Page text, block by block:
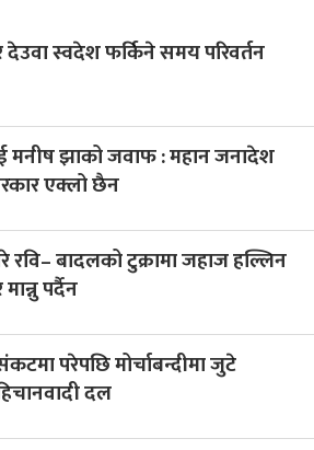
देउवा स्वदेश फर्किने समय परिवर्तन
मनीष झाको जवाफ : महान जनादेश
एक्लो छैन
रवि– बादलको टुक्रामा जहाज हल्लिन
पर्दैन
परेपछि मोर्चाबन्दीमा जुटे
दल